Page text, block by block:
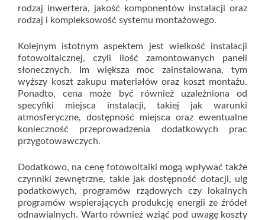
rodzaj inwertera, jakość komponentów instalacji oraz
rodzaj i kompleksowość systemu montażowego.
Kolejnym istotnym aspektem jest wielkość instalacji
fotowoltaicznej, czyli ilość zamontowanych paneli
słonecznych. Im większa moc zainstalowana, tym
wyższy koszt zakupu materiałów oraz koszt montażu.
Ponadto, cena może być również uzależniona od
specyfiki miejsca instalacji, takiej jak warunki
atmosferyczne, dostępność miejsca oraz ewentualne
konieczność przeprowadzenia dodatkowych prac
przygotowawczych.
Dodatkowo, na cenę fotowoltaiki mogą wpływać także
czynniki zewnętrzne, takie jak dostępność dotacji, ulg
podatkowych, programów rządowych czy lokalnych
programów wspierających produkcję energii ze źródeł
odnawialnych. Warto również wziąć pod uwagę koszty